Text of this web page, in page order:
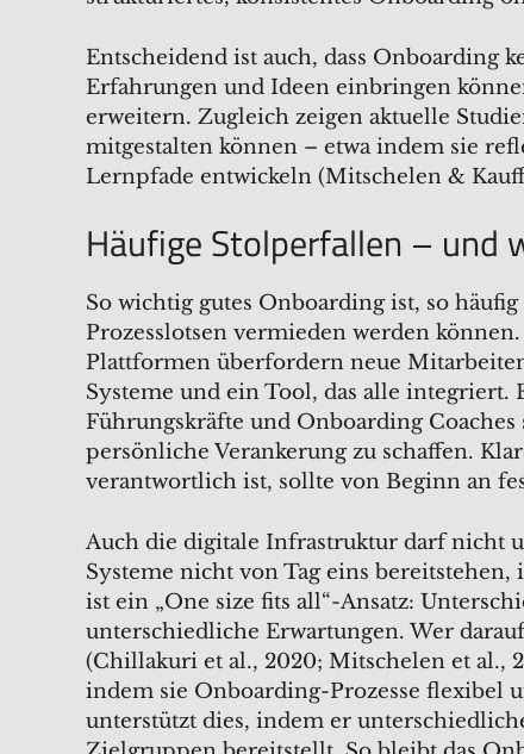
Entscheidend ist auch, dass Onboarding
Erfahrungen und Ideen einbringen
erweitern. Zugleich zeigen aktuelle
mitgestalten können – etwa indem sie
Lernpfade entwickeln (Mitschelen &
Häufige Stolperfallen – und
So wichtig gutes Onboarding ist, so
Prozesslotsen vermieden werden
Plattformen überfordern neue
Systeme und ein Tool, das alle
Führungskräfte und Onboarding
persönliche Verankerung zu schaffen.
verantwortlich ist, sollte von Beginn an
Auch die digitale Infrastruktur darf nicht
Systeme nicht von Tag eins
ist ein „One size fits all“-Ansatz:
unterschiedliche Erwartungen. Wer
(Chillakuri et al., 2020; Mitschelen et al.,
indem sie Onboarding-Prozesse flexibel
unterstützt dies, indem er